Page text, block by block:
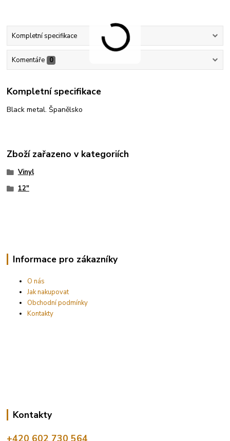
Kompletní specifikace
Komentáře 0
Kompletní specifikace
Black metal. Španělsko
Zboží zařazeno v kategoriích
Vinyl
12"
Informace pro zákazníky
O nás
Jak nakupovat
Obchodní podmínky
Kontakty
Kontakty
+420 602 730 564